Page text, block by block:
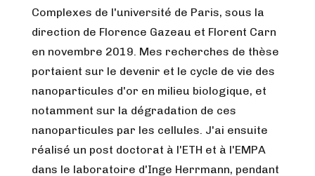
Complexes de l'université de Paris, sous la
direction de Florence Gazeau et Florent Carn
en novembre 2019. Mes recherches de thèse
portaient sur le devenir et le cycle de vie des
nanoparticules d'or en milieu biologique, et
notamment sur la dégradation de ces
nanoparticules par les cellules. J'ai ensuite
réalisé un post doctorat à l'ETH et à l'EMPA
dans le laboratoire d'Inge Herrmann, pendant